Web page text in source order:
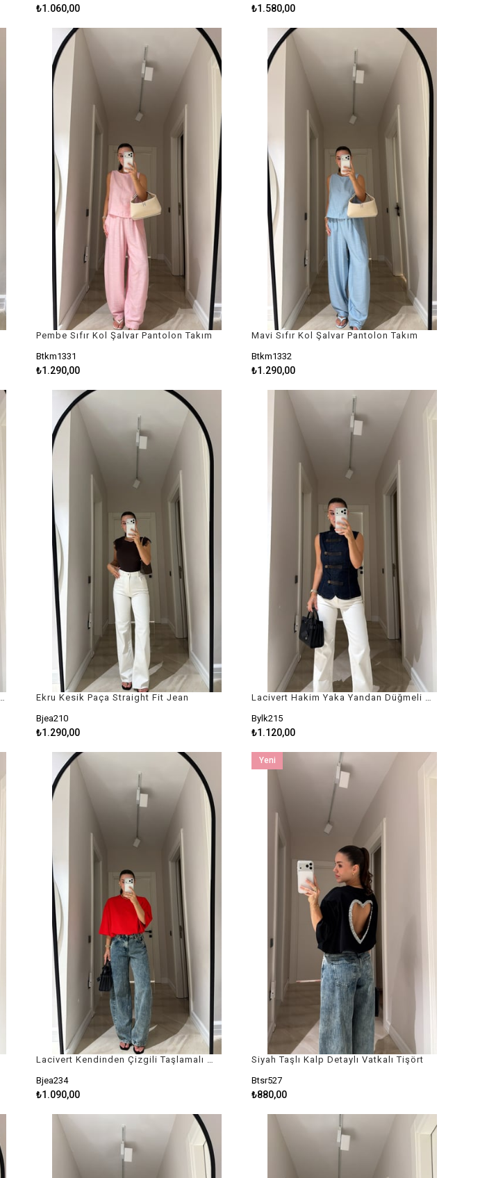
₺1.060,00 ₺1.580,00
Pembe Sıfır Kol Şalvar Pantolon Takım
Btkm1331
₺1.290,00
Mavi Sıfır Kol Şalvar Pantolon Takım
Btkm1332
₺1.290,00
Ekru Kesik Paça Straight Fit Jean
Bjea210
₺1.290,00
Bylk215
₺1.120,00
Bjea234
₺1.090,00
Siyah Taşlı Kalp Detaylı Vatkalı Tişört
Btsr527
₺880,00
Yeni